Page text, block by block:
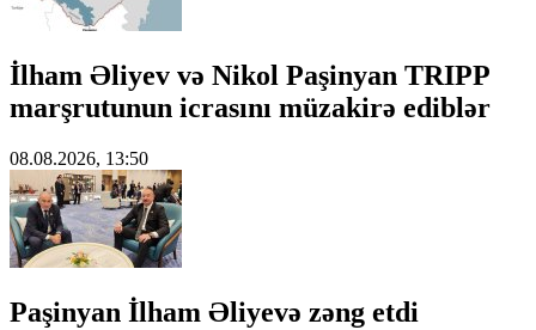
İlham Əliyev və Nikol Paşinyan TRIPP
marşrutunun icrasını müzakirə ediblər
08.08.2026, 13:50
Paşinyan İlham Əliyevə zəng etdi